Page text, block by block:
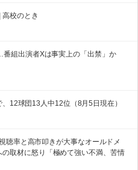
校のとき
番組出演者Xは事実上の「出禁」か
12球団13人中12位（8月5日現在）
聴率と高市叩きが大事なオールドメ
取材に怒り「極めて強い不満、苦情